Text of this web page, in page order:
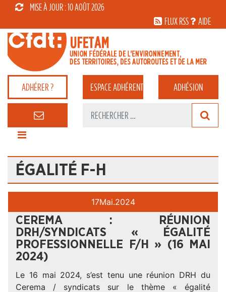
MISE À JOUR : 10 AOÛT 2026
FLUX RSS
AIDE
ADHÉRER ? ESPACEADHÉRENT ADHÉSION
ÉGALITÉ F-H
17Mai.2024
CEREMA : RÉUNION
DRH/SYNDICATS « ÉGALITÉ
PROFESSIONNELLE F/H » (16 MAI
2024)
Le 16 mai 2024, s’est tenu une réunion DRH du
Cerema / syndicats sur le thème « égalité